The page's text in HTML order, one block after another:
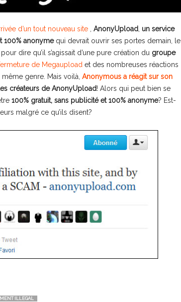
d’un tout nouveau site, AnonyUpload, un service
100% anonymequi devrait ouvrir ses portes demain, le
dire qu’il s’agissait d’une pure création du groupe
de Megaupload et des nombreuses réactions
genre. Mais voilà, Anonymous a réagit sur son
créateurs de AnonyUpload! Alors qui peut bien se
100% gratuit, sans publicité et 100% anonyme? Est-
malgré ce qu’ils disent?
ILLEGAL